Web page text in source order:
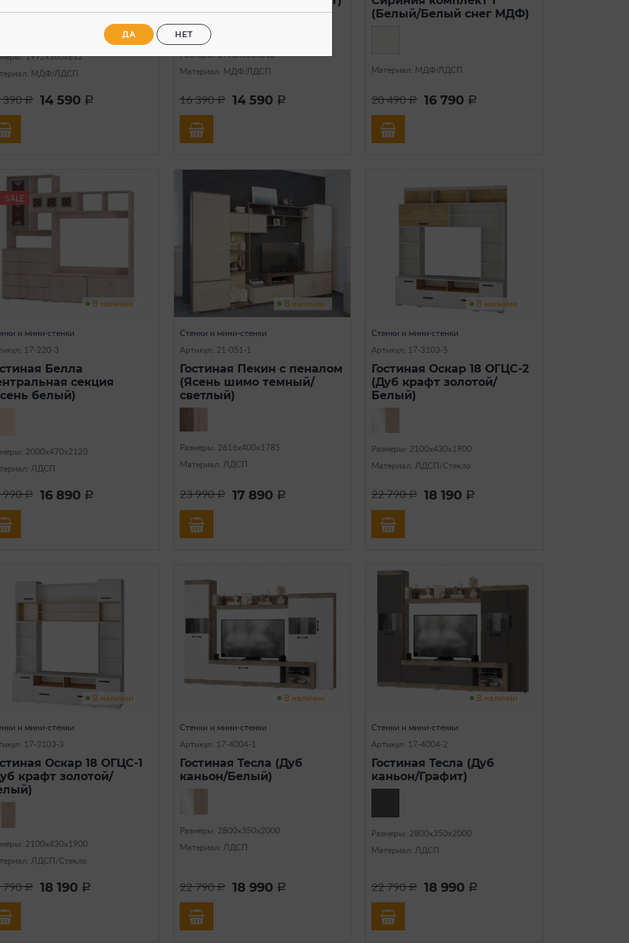
1992х366х812
МДФ/ЛДСП
390a 14 590 a
Размеры: 1992х366х812
Материал: МДФ/ЛДСП
16 390a 14 590 a
(Белый/Белый снег МДФ)
Материал: МДФ/ЛДСП
20 490a 16 790 a
SALE
В наличии
и мини-стенки
17-220-3
Белла
секция
белый)
2000x470x2120
ЛДСП
990a 16 890 a
В наличии
Стенки и мини-стенки
Артикул: 21-051-1
Гостиная Пекин с пеналом
(Ясень шимо темный/
светлый)
Размеры: 2616х400х1785
Материал: ЛДСП
23 990a 17 890 a
В наличии
Стенки и мини-стенки
Артикул: 17-3103-5
Гостиная Оскар 18 ОГЦС-2
(Дуб крафт золотой/
Белый)
Размеры: 2100х430х1900
Материал: ЛДСП/Стекло
22 790a 18 190 a
В наличии
и мини-стенки
17-3103-3
Оскар 18 ОГЦС-1
крафт золотой/
2100х430х1900
ЛДСП/Стекло
790a 18 190 a
В наличии
Стенки и мини-стенки
Артикул: 17-4004-1
Гостиная Тесла (Дуб
каньон/Белый)
Размеры: 2800х350х2000
Материал: ЛДСП
22 790a 18 990 a
В наличии
Стенки и мини-стенки
Артикул: 17-4004-2
Гостиная Тесла (Дуб
каньон/Графит)
Размеры: 2800х350х2000
Материал: ЛДСП
22 790a 18 990 a
ДА НЕТ